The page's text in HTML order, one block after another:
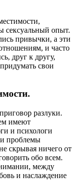
сексуальный опыт.
привычки, а эти
и часто
друг к другу,
свои
разлуки.
имеют
и психологи
проблемы
скрывая ничего от
обо всем.
между
и наслаждение